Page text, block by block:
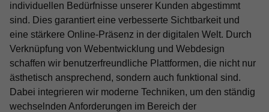
individuellen Bedürfnisse unserer Kunden abgestimmt
sind. Dies garantiert eine verbesserte Sichtbarkeit und
eine stärkere Online-Präsenz in der digitalen Welt. Durch
Verknüpfung von Webentwicklung und Webdesign
schaffen wir benutzerfreundliche Plattformen, die nicht nur
ästhetisch ansprechend, sondern auch funktional sind.
Dabei integrieren wir moderne Techniken, um den ständig
wechselnden Anforderungen im Bereich der